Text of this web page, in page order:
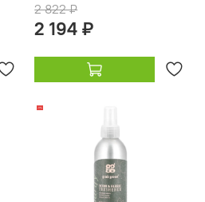
2 822 ₽
2 194 ₽
-11%